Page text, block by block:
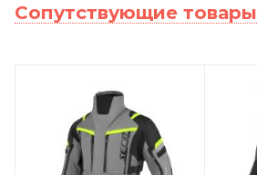
Сопутствующие товары